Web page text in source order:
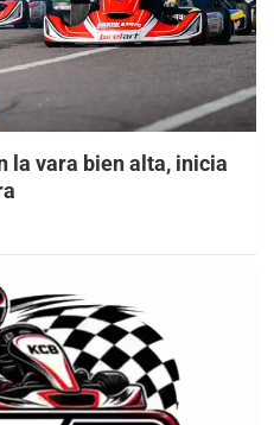
la vara bien alta, inicia